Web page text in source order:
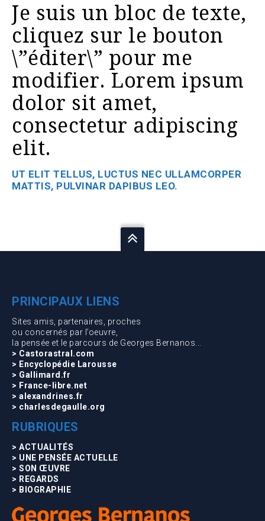
Je suis un bloc de texte,
cliquez sur le bouton
\”éditer\” pour me
modifier. Lorem ipsum
dolor sit amet,
consectetur adipiscing
elit.
UT ELIT TELLUS, LUCTUS NEC ULLAMCORPER
MATTIS, PULVINAR DAPIBUS LEO.
PRINCIPAUX LIENS
Sites amis, partenaires, proches
ou concernés par l’oeuvre,
la pensée et le parcours de Georges Bernanos...
> Castorastral.com
> Encyclopédie Larousse
> Gallimard.fr
> France-libre.net
> alexandrines.fr
> charlesdegaulle.org
RUBRIQUES
> ACTUALITÉS
> UNE PENSÉE ACTUELLE
> SON ŒUVRE
> REGARDS
> BIOGRAPHIE